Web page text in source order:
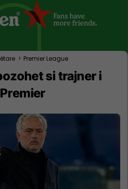
> Premier League
si trajner i